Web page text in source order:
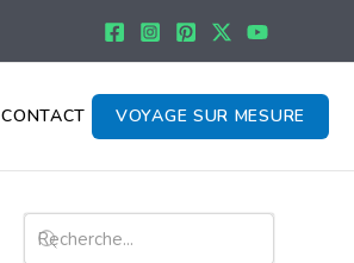
CONTACT VOYAGE SUR MESURE